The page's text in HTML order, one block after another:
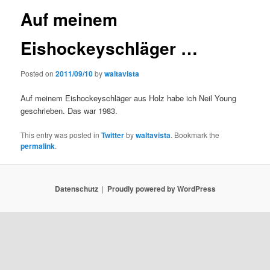
Auf meinem
Eishockeyschläger …
Posted on2011/09/10bywaltavista
Auf meinem Eishockeyschläger aus Holz habe ich Neil Young
geschrieben. Das war 1983.
This entry was posted inTwitterbywaltavista. Bookmark the
permalink.
Datenschutz Proudly powered by WordPress